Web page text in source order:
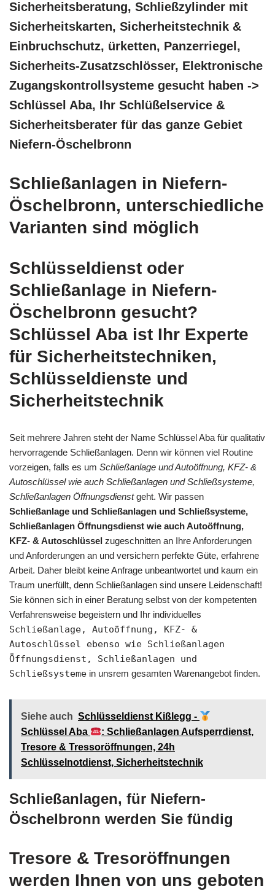
Sicherheitsberatung, Schließzylinder mit
Sicherheitskarten, Sicherheitstechnik &
Einbruchschutz, ürketten, Panzerriegel,
Sicherheits-Zusatzschlösser, Elektronische
Zugangskontrollsysteme gesucht haben ->
Schlüssel Aba, Ihr Schlüßelservice &
Sicherheitsberater für das ganze Gebiet
Niefern-Öschelbronn
Schließanlagen in Niefern-
Öschelbronn, unterschiedliche
Varianten sind möglich
Schlüsseldienst oder
Schließanlage in Niefern-
Öschelbronn gesucht?
Schlüssel Aba ist Ihr Experte
für Sicherheitstechniken,
Schlüsseldienste und
Sicherheitstechnik
Seit mehrere Jahren steht der Name Schlüssel Aba für qualitativ
hervorragende Schließanlagen. Denn wir können viel Routine
vorzeigen, falls es um Schließanlage und Autoöffnung, KFZ- &
Autoschlüssel wie auch Schließanlagen und Schließsysteme,
Schließanlagen Öffnungsdienstgeht. Wir passen
Schließanlage und Schließanlagen und Schließsysteme,
Schließanlagen Öffnungsdienst wie auch Autoöffnung,
KFZ- & Autoschlüssel zugeschnitten an Ihre Anforderungen
und Anforderungen an und versichern perfekte Güte, erfahrene
Arbeit. Daher bleibt keine Anfrage unbeantwortet und kaum ein
Traum unerfüllt, denn Schließanlagen sind unsere Leidenschaft!
Sie können sich in einer Beratung selbst von der kompetenten
Verfahrensweise begeistern und Ihr individuelles
Schließanlage, Autoöffnung, KFZ- &
Autoschlüssel ebenso wie Schließanlagen
Öffnungsdienst, Schließanlagen und
Schließsysteme in unsrem gesamten Warenangebot finden.
Siehe auch Schlüsseldienst Kißlegg -
Schlüssel Aba
: Schließanlagen Aufsperrdienst,
Tresore & Tressoröffnungen, 24h
Schlüsselnotdienst, Sicherheitstechnik
Schließanlagen, für Niefern-
Öschelbronn werden Sie fündig
Tresore & Tresoröffnungen
werden Ihnen von uns geboten